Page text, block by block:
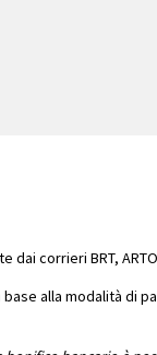
corrieri BRT,
alla modalità di